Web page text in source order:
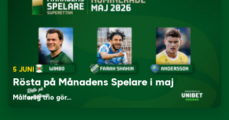
5 JUNI
Rösta på Månadens Spelare i maj
Målfarlig trio gör…